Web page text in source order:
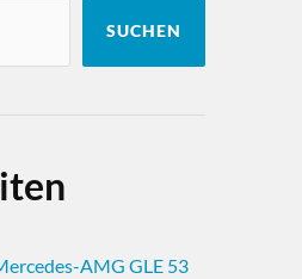
SUCHEN
AMG GLE 53